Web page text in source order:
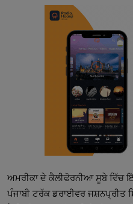
ਅਮਰੀਕਾ ਦੇ ਕੈਲੀਫੋਰਨੀਆ ਸੂਬੇ ਵਿੱਚ
ਪੰਜਾਬੀ ਟਰੱਕ ਡਰਾਈਵਰ ਜਸ਼ਨਪ੍ਰੀਤ